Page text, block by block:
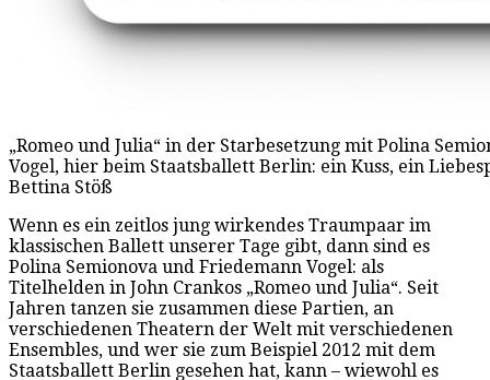
„Romeo und Julia“ in der Starbesetzung mit Polina
Vogel, hier beim Staatsballett Berlin: ein Kuss, ein
Bettina Stöß
Wenn es ein zeitlos jung wirkendes Traumpaar im
klassischen Ballett unserer Tage gibt, dann sind es
Polina Semionova und Friedemann Vogel: als
Titelhelden in John Crankos „Romeo und Julia“. Seit
Jahren tanzen sie zusammen diese Partien, an
verschiedenen Theatern der Welt mit verschiedenen
Ensembles, und wer sie zum Beispiel 2012 mit dem
Staatsballett Berlin gesehen hat, kann – wiewohl es